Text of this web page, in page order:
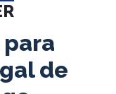
para
de